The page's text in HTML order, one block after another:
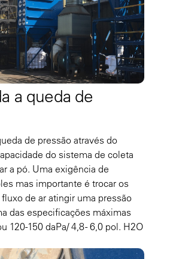
a queda de
de pressão através do
do sistema de coleta
a pó. Uma exigência de
mas importante é trocar os
de ar atingir uma pressão
das especificações máximas
120-150 daPa/ 4,8 - 6,0 pol. H2O